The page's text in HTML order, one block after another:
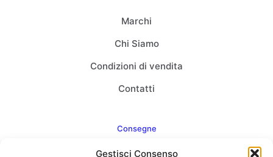
Gestisci Consenso
Marchi
Chi Siamo
Condizioni di vendita
Contatti
Consegne